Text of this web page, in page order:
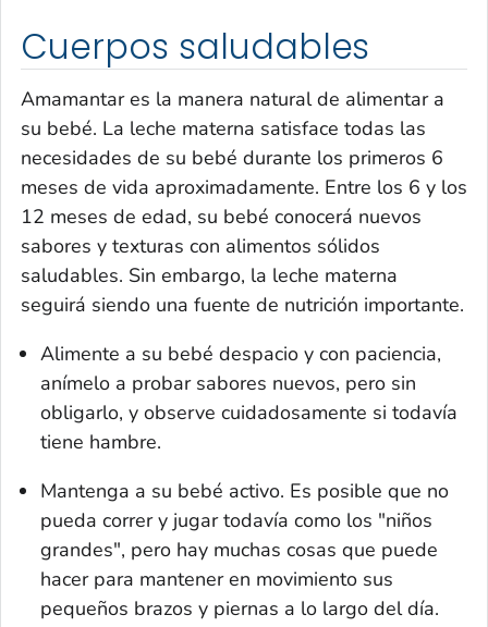
Cuerpos saludables
Amamantar es la manera natural de alimentar a
su bebé. La leche materna satisface todas las
necesidades de su bebé durante los primeros 6
meses de vida aproximadamente. Entre los 6 y los
12 meses de edad, su bebé conocerá nuevos
sabores y texturas con alimentos sólidos
saludables. Sin embargo, la leche materna
seguirá siendo una fuente de nutrición importante.
Alimente a su bebé despacio y con paciencia,
anímelo a probar sabores nuevos, pero sin
obligarlo, y observe cuidadosamente si todavía
tiene hambre.
Mantenga a su bebé activo. Es posible que no
pueda correr y jugar todavía como los "niños
grandes", pero hay muchas cosas que puede
hacer para mantener en movimiento sus
pequeños brazos y piernas a lo largo del día.